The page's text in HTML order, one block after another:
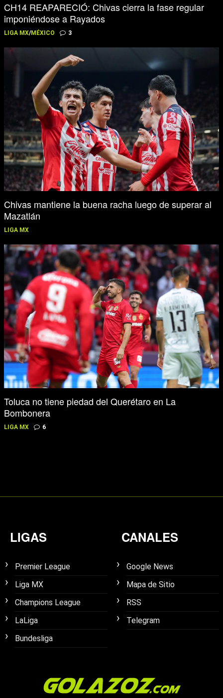
CH14 REAPARECIÓ: Chivas cierra la fase regular
imponiéndose a Rayados
LIGA MX/MÉXICO 3
Chivas mantiene la buena racha luego de superar al
Mazatlán
LIGA MX
Toluca no tiene piedad del Querétaro en La
Bombonera
LIGA MX 6
LIGAS
Premier League
Liga MX
Champions League
LaLiga
Bundesliga
CANALES
Google News
Mapa de Sitio
RSS
Telegram